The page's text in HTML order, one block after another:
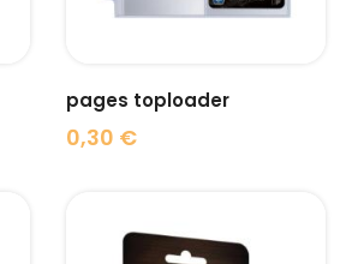
pages toploader
0,30 €
Prix